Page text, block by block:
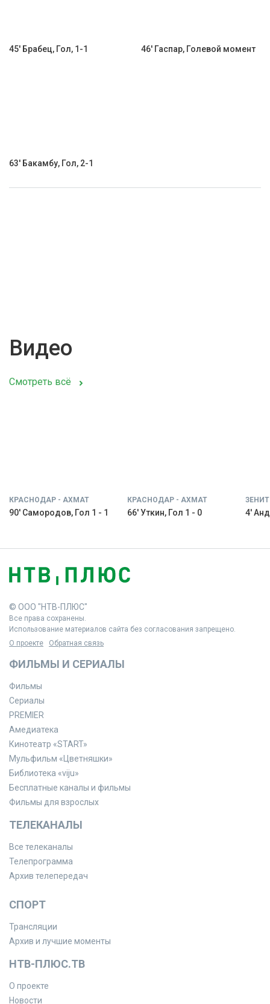
45' Брабец, Гол, 1-1 46' Гаспар, Голевой момент
63' Бакамбу, Гол, 2-1
Видео
Смотреть всё
КРАСНОДАР - АХМАТ
90' Самородов, Гол 1 - 1
КРАСНОДАР - АХМАТ
66' Уткин, Гол 1 - 0 4'
© ООО "НТВ-ПЛЮС"
Все права сохранены.
Использование материалов сайта без согласования запрещено.
О проекте
Обратная связь
ФИЛЬМЫ И СЕРИАЛЫ
Фильмы
Сериалы
PREMIER
Амедиатека
Кинотеатр «START»
Мульфильм «Цветняшки»
Библиотека «viju»
Бесплатные каналы и фильмы
Фильмы для взрослых
ТЕЛЕКАНАЛЫ
Все телеканалы
Телепрограмма
Архив телепередач
СПОРТ
Трансляции
Архив и лучшие моменты
НТВ-ПЛЮС.ТВ
О проекте
Новости